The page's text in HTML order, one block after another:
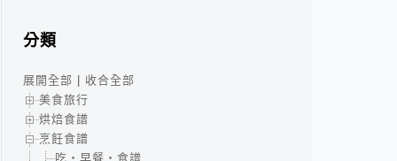
分類
展開全部
收合全部
美食旅行
烘焙食譜
烹飪食譜
吃‧早餐‧食譜